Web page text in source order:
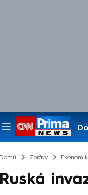
Domů Zprávy
Ruská